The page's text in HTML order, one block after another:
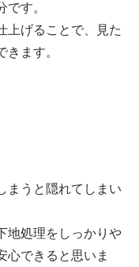
す。
上げることで、見た
ます。
まうと隠れてしまい
地処理をしっかりや
心できると思いま